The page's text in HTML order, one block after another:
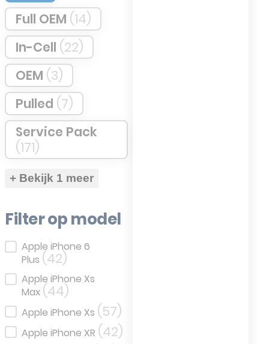
Full OEM (14)
In-Cell (22)
OEM (3)
Pulled (7)
Service Pack
(171)
+ Bekijk 1 meer
Filter op model
Filter op model
Apple iPhone 6
Plus (42)
Apple iPhone Xs
Max (44)
Apple iPhone Xs (57)
Apple iPhone XR (42)